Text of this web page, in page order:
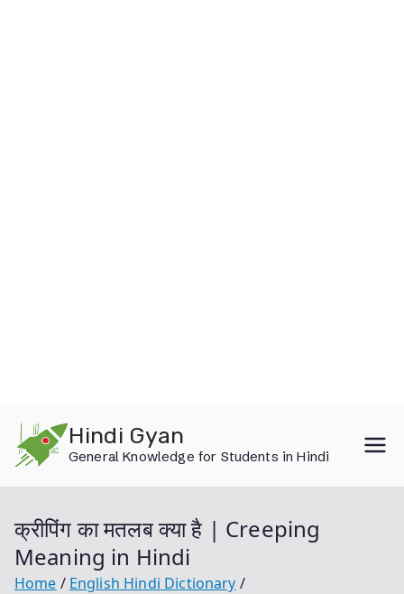
content
Hindi Gyan
General Knowledge for Students in Hindi
क्रीपिंग का मतलब क्या है | Creeping
Meaning in Hindi
Home
English Hindi Dictionary